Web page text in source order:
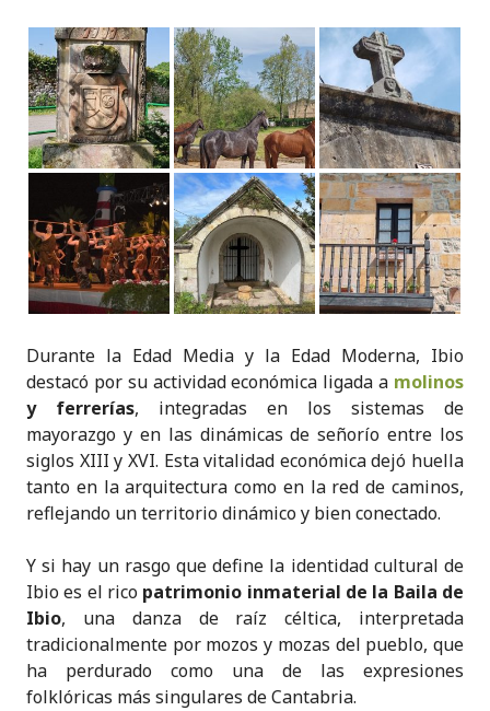
Durante la Edad Media y la Edad Moderna, Ibio
destacó por su actividad económica ligada a molinos
y ferrerías, integradas en los sistemas de
mayorazgo y en las dinámicas de señorío entre los
siglos XIII y XVI. Esta vitalidad económica dejó huella
tanto en la arquitectura como en la red de caminos,
reflejando un territorio dinámico y bien conectado.
Y si hay un rasgo que define la identidad cultural de
Ibio es el rico patrimonio inmaterial de la Baila de
Ibio, una danza de raíz céltica, interpretada
tradicionalmente por mozos y mozas del pueblo, que
ha perdurado como una de las expresiones
folklóricas más singulares de Cantabria.